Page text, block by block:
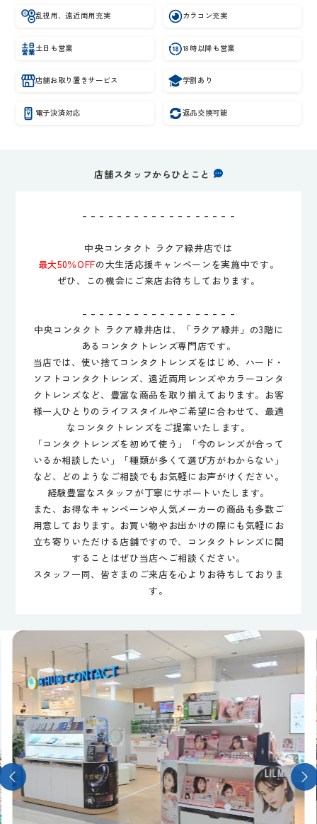
乱視用、遠近両用充実 カラコン充実
土日も営業 18時以降も営業
店舗お取り置きサービス 学割あり
電子決済対応 返品交換可能
店舗スタッフからひとこと
– – – – – – – – – – – – – – – – – –
中央コンタクト ラクア緑井店では
最大50％OFFの大生活応援キャンペーンを実施中です。
ぜひ、この機会にご来店お待ちしております。
– – – – – – – – – – – – – – – – – –
中央コンタクト ラクア緑井店は、「ラクア緑井」の3階に
あるコンタクトレンズ専門店です。
当店では、使い捨てコンタクトレンズをはじめ、ハード・
ソフトコンタクトレンズ、遠近両用レンズやカラーコンタ
クトレンズなど、豊富な商品を取り揃えております。お客
様一人ひとりのライフスタイルやご希望に合わせて、最適
なコンタクトレンズをご提案いたします。
「コンタクトレンズを初めて使う」「今のレンズが合って
いるか相談したい」「種類が多くて選び方がわからない」
など、どのようなご相談でもお気軽にお声がけください。
経験豊富なスタッフが丁寧にサポートいたします。
また、お得なキャンペーンや人気メーカーの商品も多数ご
用意しております。お買い物やお出かけの際にも気軽にお
立ち寄りいただける店舗ですので、コンタクトレンズに関
することはぜひ当店へご相談ください。
スタッフ一同、皆さまのご来店を心よりお待ちしておりま
す。